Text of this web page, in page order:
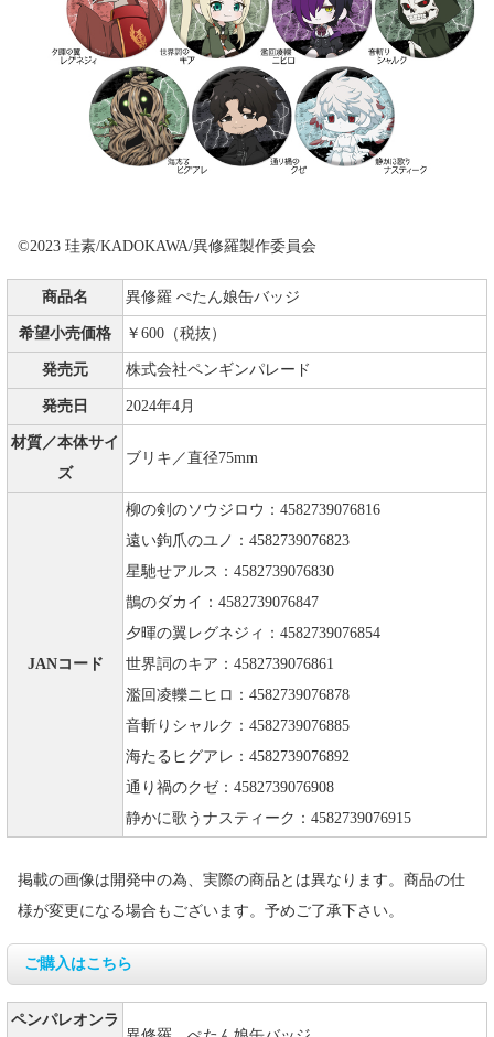
©2023 珪素/KADOKAWA/異修羅製作委員会
商品名 異修羅 ぺたん娘缶バッジ
希望小売価格 ￥600（税抜）
発売元 株式会社ペンギンパレード
発売日 2024年4月
材質／本体サイ
ズ
ブリキ／直径75mm
JANコード
柳の剣のソウジロウ：4582739076816
遠い鉤爪のユノ：4582739076823
星馳せアルス：4582739076830
鵲のダカイ：4582739076847
夕暉の翼レグネジィ：4582739076854
世界詞のキア：4582739076861
濫回凌轢ニヒロ：4582739076878
音斬りシャルク：4582739076885
海たるヒグアレ：4582739076892
通り禍のクゼ：4582739076908
静かに歌うナスティーク：4582739076915
掲載の画像は開発中の為、実際の商品とは異なります。商品の仕
様が変更になる場合もございます。予めご了承下さい。
ご購入はこちら
ペンパレオンラ